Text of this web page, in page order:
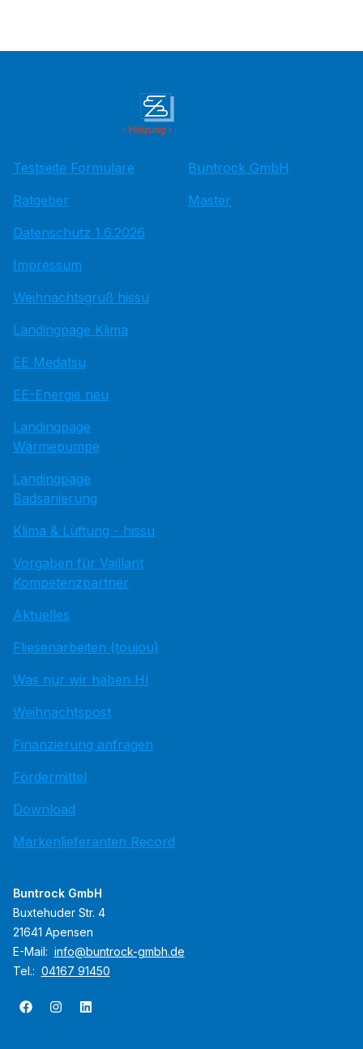
Testseite Formulare
Ratgeber
Datenschutz 1.6.2026
Impressum
Weihnachtsgruß hissu
Landingpage Klima
EE Medatsu
EE-Energie neu
Landingpage
Wärmepumpe
Landingpage
Badsanierung
Klima & Lüftung - hissu
Vorgaben für Vaillant
Kompetenzpartner
Aktuelles
Fliesenarbeiten (toujou)
Was nur wir haben HI
Weihnachtspost
Finanzierung anfragen
Fördermittel
Download
Markenlieferanten Record
Buntrock GmbH
Master
Buntrock GmbH
Buxtehuder Str. 4
21641 Apensen
E-Mail: info@buntrock-gmbh.de
Tel.: 04167 91450